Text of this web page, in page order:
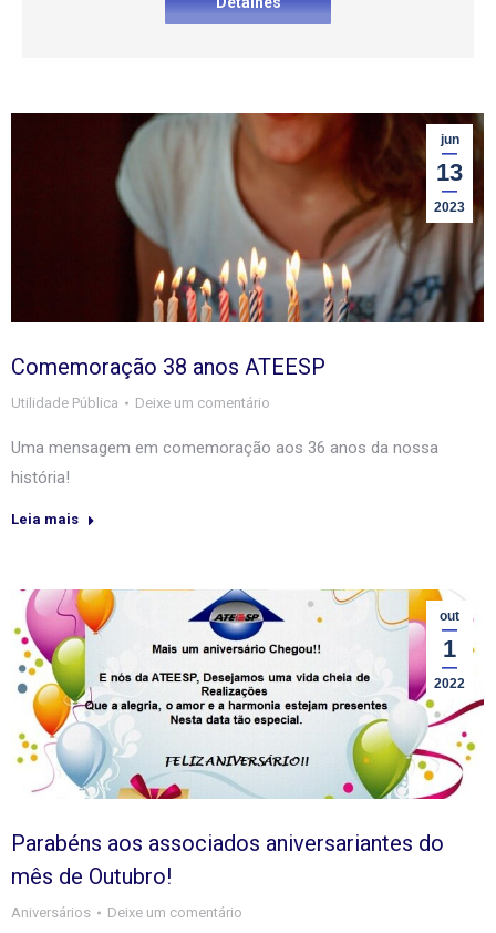
jun
13
2023
Comemoração 38 anos ATEESP
Utilidade Pública Deixe um comentário
Uma mensagem em comemoração aos 36 anos da nossa
história!
Leia mais
out
1
2022
Parabéns aos associados aniversariantes do
mês de Outubro!
Aniversários Deixe um comentário